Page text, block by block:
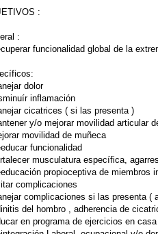
:
:
funcionalidad global de la
dolor
inflamación
cicatrices ( si las presenta )
y/o mejorar movilidad articular
movilidad de muñeca
funcionalidad
musculatura específica,
propioceptiva de miembros
complicaciones
complicaciones si las presenta (
del hombro , adherencia de
en programa de ejercicios en casa